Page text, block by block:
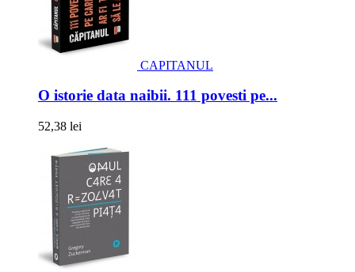
CAPITANUL
O istorie data naibii. 111 povesti pe...
52,38 lei